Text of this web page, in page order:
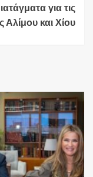
για τις
Αλίμου και Χίου